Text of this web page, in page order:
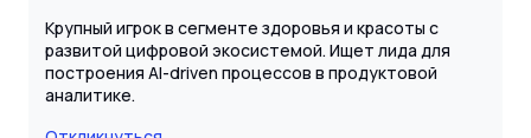
Крупный игрок в сегменте здоровья и красоты с
развитой цифровой экосистемой. Ищет лида для
построения AI-driven процессов в продуктовой
аналитике.